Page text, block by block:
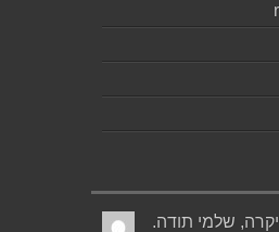
שלמי תודה.